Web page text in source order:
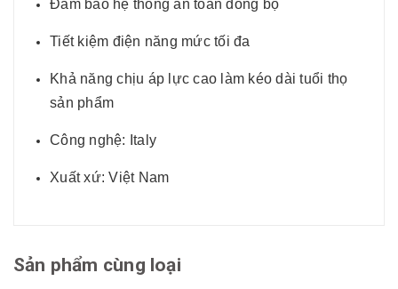
Đảm bảo hệ thống an toàn đồng bộ
Tiết kiệm điện năng mức tối đa
Khả năng chịu áp lực cao làm kéo dài tuổi thọ
sản phẩm
Công nghệ: Italy
Xuất xứ: Việt Nam
Sản phẩm cùng loại